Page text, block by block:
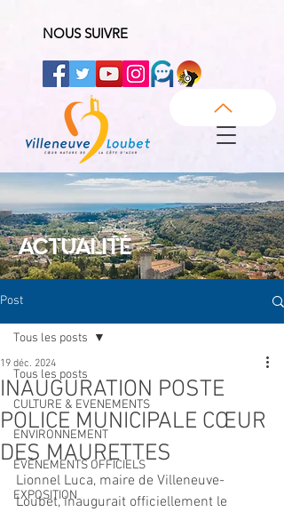
NOUS SUIVRE
ACTUALITÉ
Post
Tous les posts
CULTURE & EVENEMENTS
ENVIRONNEMENT
ÉVÉNEMENTS OFFICIELS
EXPOSITION
Tous les posts
INAUGURATION POSTE
POLICE MUNICIPALE CŒUR
DES MAURETTES
19 déc. 2024
Lionnel Luca, maire de Villeneuve-
Loubet, inaugurait officiellement le